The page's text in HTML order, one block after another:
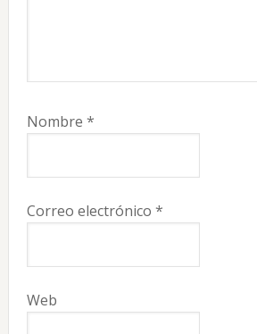
Nombre *
Correo electrónico *
Web